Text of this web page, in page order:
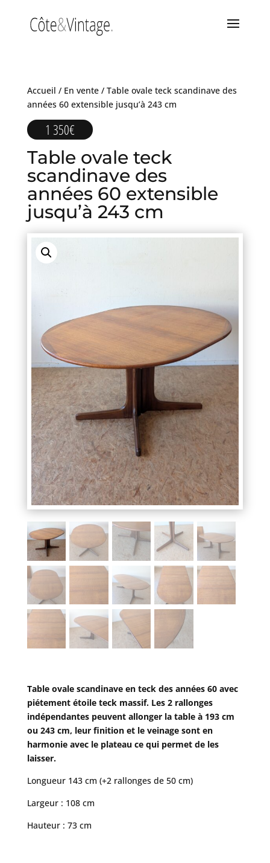
Accueil / En vente/ Table ovale teck scandinave des
années 60 extensible jusqu’à 243 cm
1 350€
Table ovale teck
scandinave des
années 60 extensible
jusqu’à 243 cm
Table ovale scandinave en teck des années 60 avec
piétement étoile teck massif. Les 2 rallonges
indépendantes peuvent allonger la table à 193 cm
ou 243 cm, leur finition et le veinage sont en
harmonie avec le plateau ce qui permet de les
laisser.
Longueur 143 cm (+2 rallonges de 50 cm)
Largeur : 108 cm
Hauteur : 73 cm